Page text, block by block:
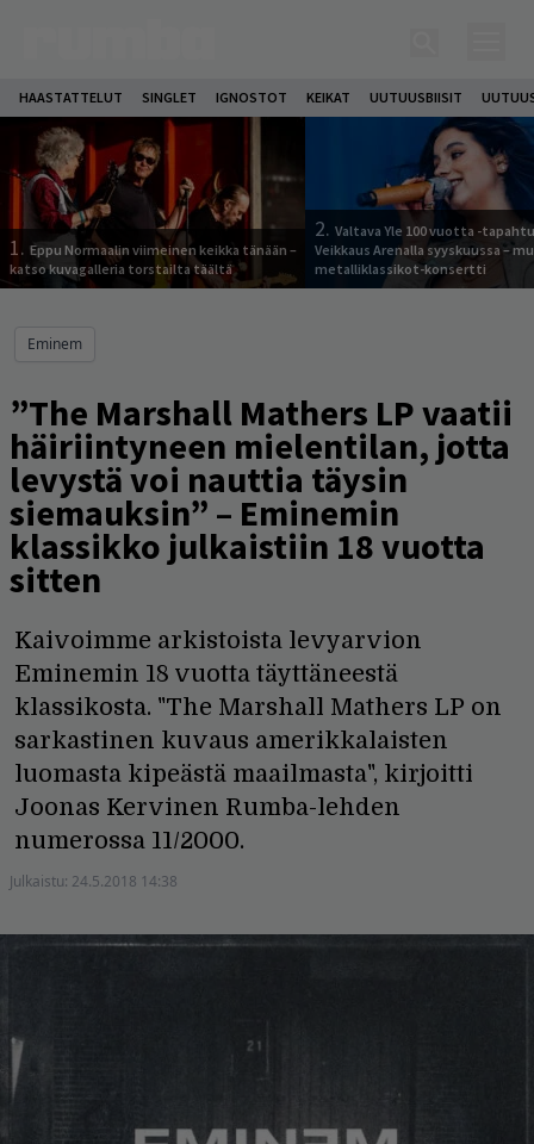
HAASTATTELUT SINGLET IGNOSTOT KEIKAT UUTUUSBIISIT
1. Eppu Normaalin viimeinen keikka tänään –
katso kuvagalleria torstailta täältä
2. Valtava Yle 100 vuotta -
Veikkaus Arenalla syyskuussa –
metalliklassikot-konsertti
Eminem
”The Marshall Mathers LP vaatii
häiriintyneen mielentilan, jotta
levystä voi nauttia täysin
siemauksin” – Eminemin
klassikko julkaistiin 18 vuotta
sitten
Kaivoimme arkistoista levyarvion
Eminemin 18 vuotta täyttäneestä
klassikosta. "The Marshall Mathers LP on
sarkastinen kuvaus amerikkalaisten
luomasta kipeästä maailmasta", kirjoitti
Joonas Kervinen Rumba-lehden
numerossa 11/2000.
Julkaistu: 24.5.2018 14:38